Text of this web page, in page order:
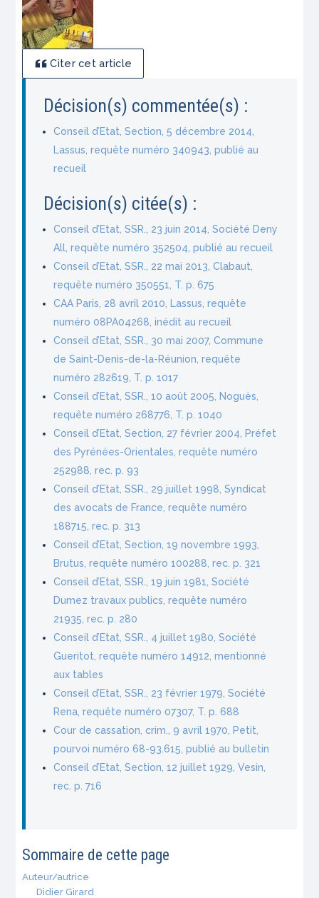
Citer cet article
Décision(s) commentée(s) :
Conseil d’Etat, Section, 5 décembre 2014,
Lassus, requête numéro 340943, publié au
recueil
Décision(s) citée(s) :
Conseil d’Etat, SSR., 23 juin 2014, Société Deny
All, requête numéro 352504, publié au recueil
Conseil d’Etat, SSR., 22 mai 2013, Clabaut,
requête numéro 350551, T. p. 675
CAA Paris, 28 avril 2010, Lassus, requête
numéro 08PA04268, inédit au recueil
Conseil d’Etat, SSR., 30 mai 2007, Commune
de Saint-Denis-de-la-Réunion, requête
numéro 282619, T. p. 1017
Conseil d’Etat, SSR., 10 août 2005, Noguès,
requête numéro 268776, T. p. 1040
Conseil d’Etat, Section, 27 février 2004, Préfet
des Pyrénées-Orientales, requête numéro
252988, rec. p. 93
Conseil d’Etat, SSR., 29 juillet 1998, Syndicat
des avocats de France, requête numéro
188715, rec. p. 313
Conseil d’Etat, Section, 19 novembre 1993,
Brutus, requête numéro 100288, rec. p. 321
Conseil d’Etat, SSR., 19 juin 1981, Société
Dumez travaux publics, requête numéro
21935, rec. p. 280
Conseil d’Etat, SSR., 4 juillet 1980, Société
Gueritot, requête numéro 14912, mentionné
aux tables
Conseil d’Etat, SSR., 23 février 1979, Société
Rena, requête numéro 07307, T. p. 688
Cour de cassation, crim., 9 avril 1970, Petit,
pourvoi numéro 68-93.615, publié au bulletin
Conseil d’Etat, Section, 12 juillet 1929, Vesin,
rec. p. 716
Sommaire de cette page
Auteur/autrice
Didier Girard